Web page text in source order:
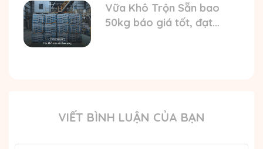
Vữa Khô Trộn Sẵn bao
50kg báo giá tốt, đạt
VIẾT BÌNH LUẬN CỦA BẠN